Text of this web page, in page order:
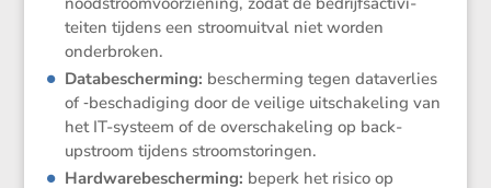
teiten tijdens een stroom­uitval niet worden
onderbroken.
Databe­scher­ming: bescher­ming tegen dataver­lies
of ‑bescha­di­ging door de veilige uitscha­ke­ling van
het IT-systeem of de overscha­ke­ling op back-
upstroom tijdens stroomstoringen.
Hardwa­re­be­scher­ming: beperk het risico op